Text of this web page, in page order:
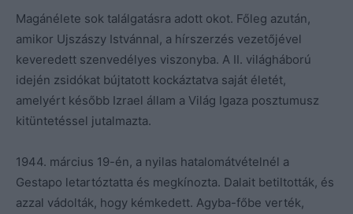
Magánélete sok találgatásra adott okot. Főleg azután,
amikor Ujszászy Istvánnal, a hírszerzés vezetőjével
keveredett szenvedélyes viszonyba. A II. világháború
idején zsidókat bújtatott kockáztatva saját életét,
amelyért később Izrael állam a Világ Igaza posztumusz
kitüntetéssel jutalmazta.
1944. március 19-én, a nyilas hatalomátvételnél a
Gestapo letartóztatta és megkínozta. Dalait betiltották, és
azzal vádolták, hogy kémkedett. Agyba-főbe verték,